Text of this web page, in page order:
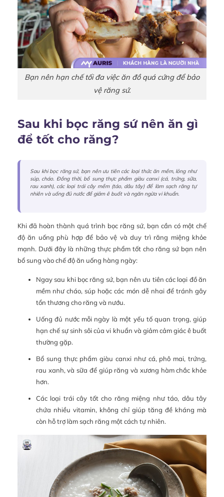
Bạn nên hạn chế tối đa việc ăn đồ quá cứng để bảo
vệ răng sứ.
Sau khi bọc răng sứ nên ăn gì
để tốt cho răng?
Sau khi bọc răng sứ, bạn nên ưu tiên các loại thức ăn mềm, lỏng như
súp, cháo. Đồng thời, bổ sung thực phẩm giàu canxi (cá, trứng, sữa,
rau xanh), các loại trái cây mềm (táo, dâu tây) để làm sạch răng tự
nhiên và uống đủ nước để giảm ê buốt và ngăn ngừa vi khuẩn.
Khi đã hoàn thành quá trình bọc răng sứ, bạn cần có một chế
độ ăn uống phù hợp để bảo vệ và duy trì răng miệng khỏe
mạnh. Dưới đây là những thực phẩm tốt cho răng sứ bạn nên
bổ sung vào chế độ ăn uống hàng ngày:
Ngay sau khi bọc răng sứ, bạn nên ưu tiên các loại đồ ăn
mềm như cháo, súp hoặc các món dễ nhai để tránh gây
tổn thương cho răng và nướu.
Uống đủ nước mỗi ngày là một yếu tố quan trọng, giúp
hạn chế sự sinh sôi của vi khuẩn và giảm cảm giác ê buốt
thường gặp.
Bổ sung thực phẩm giàu canxi như cá, phô mai, trứng,
rau xanh, và sữa để giúp răng và xương hàm chắc khỏe
hơn.
Các loại trái cây tốt cho răng miệng như táo, dâu tây
chứa nhiều vitamin, không chỉ giúp tăng đề kháng mà
còn hỗ trợ làm sạch răng một cách tự nhiên.